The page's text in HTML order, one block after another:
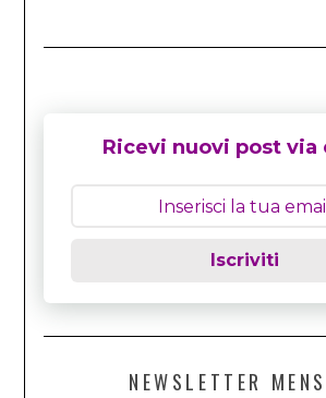
Ricevi nuovi post via
Iscriviti
NEWSLETTER